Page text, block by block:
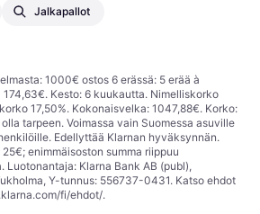
Jalkapallot
1000€ ostos 6 erässä: 5 erää à
Kesto: 6 kuukautta. Nimelliskorko
17,50%. Kokonaisvelka: 1047,88€. Korko:
tarpeen. Voimassa vain Suomessa asuville
Edellyttää Klarnan hyväksynnän.
enimmäisoston summa riippuu
Luotonantaja: Klarna Bank AB (publ),
Y-tunnus: 556737-0431. Katso ehdot
fi/ehdot/.